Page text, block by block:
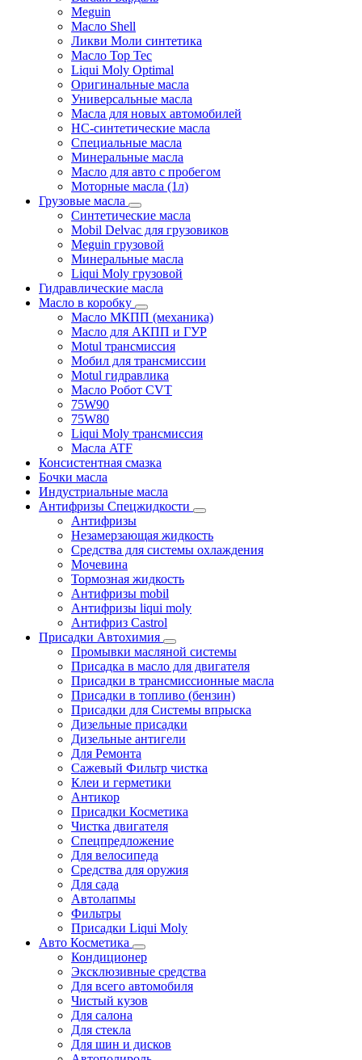
Meguin
Масло Shell
Ликви Моли синтетика
Масло Top Tec
Liqui Moly Optimal
Оригинальные масла
Универсальные масла
Масла для новых автомобилей
HC-синтетические масла
Специальные масла
Минеральные масла
Масло для авто с пробегом
Моторные масла (1л)
Грузовые масла
Синтетические масла
Mobil Delvac для грузовиков
Meguin грузовой
Минеральные масла
Liqui Moly грузовой
Гидравлические масла
Масло в коробку
Масло МКПП (механика)
Масло для АКПП и ГУР
Motul трансмиссия
Мобил для трансмиссии
Motul гидравлика
Масло Робот CVT
75W90
75W80
Liqui Moly трансмиссия
Масла ATF
Консистентная смазка
Бочки масла
Индустриальные масла
Антифризы Спецжидкости
Антифризы
Незамерзающая жидкость
Средства для системы охлаждения
Мочевина
Тормозная жидкость
Антифризы mobil
Антифризы liqui moly
Антифриз Castrol
Присадки Автохимия
Промывки масляной системы
Присадка в масло для двигателя
Присадки в трансмиссионные масла
Присадки в топливо (бензин)
Присадки для Системы впрыска
Дизельные присадки
Дизельные антигели
Для Ремонта
Сажевый Фильтр чистка
Клеи и герметики
Антикор
Присадки Косметика
Чистка двигателя
Спецпредложение
Для велосипеда
Средства для оружия
Для сада
Автолапмы
Фильтры
Присадки Liqui Moly
Авто Косметика
Кондиционер
Эксклюзивные средства
Для всего автомобиля
Чистый кузов
Для салона
Для стекла
Для шин и дисков